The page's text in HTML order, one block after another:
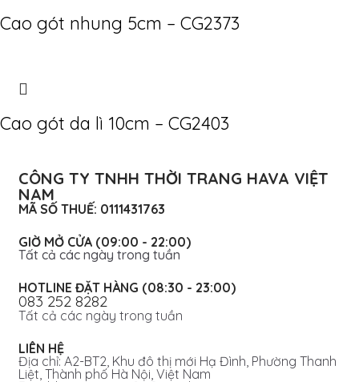
Cao gót nhung 5cm – CG2373
Cao gót da lì 10cm – CG2403
CÔNG TY TNHH THỜI TRANG HAVA VIỆT
NAM
MÃ SỐ THUẾ: 0111431763
GIỜ MỞ CỬA (09:00 - 22:00)
Tất cả các ngày trong tuần
HOTLINE ĐẶT HÀNG (08:30 - 23:00)
083 252 8282
Tất cả các ngày trong tuần
LIÊN HỆ
Địa chỉ: A2-BT2, Khu đô thị mới Hạ Đình, Phường Thanh
Liệt, Thành phố Hà Nội, Việt Nam